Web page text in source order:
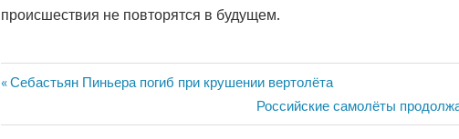
происшествия не повторятся в будущем.
Предыдущая
Себастьян Пиньера погиб при крушении вертолёта
Следующая
запись:
Российские самолёты